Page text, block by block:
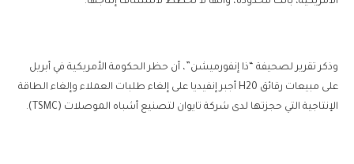
وذكر تقرير لصحيفة “ذا إنفورميشن”، أن حظر الحكومة الأمريكية في أبريل
على مبيعات رقائق H20 أجبر إنفيديا على إلغاء طلبات العملاء وإلغاء الطاقة
الإنتاجية التي حجزتها لدى شركة تايوان لتصنيع أشباه الموصلات (TSMC).